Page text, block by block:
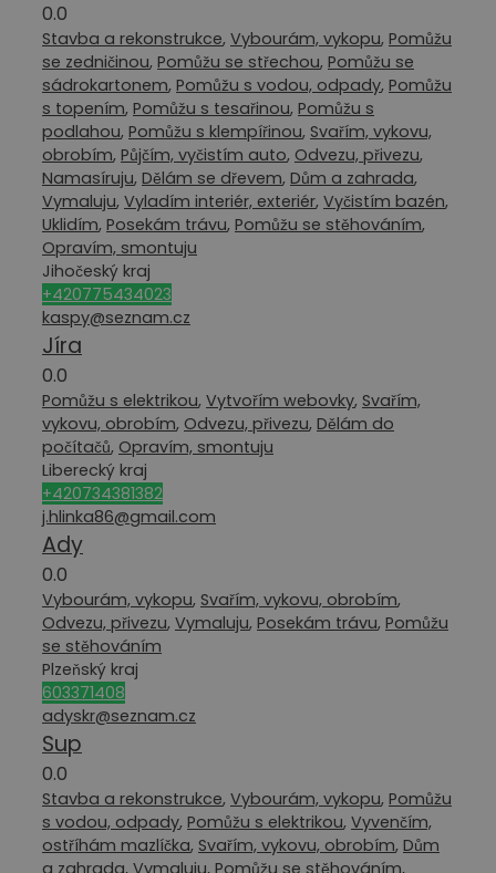
0.0
Stavba a rekonstrukce, Vybourám, vykopu, Pomůžu
se zedničinou, Pomůžu se střechou, Pomůžu se
sádrokartonem, Pomůžu s vodou, odpady, Pomůžu
s topením, Pomůžu s tesařinou, Pomůžu s
podlahou, Pomůžu s klempířinou, Svařím, vykovu,
obrobím, Půjčím, vyčistím auto, Odvezu, přivezu,
Namasíruju, Dělám se dřevem, Dům a zahrada,
Vymaluju, Vyladím interiér, exteriér, Vyčistím bazén,
Uklidím, Posekám trávu, Pomůžu se stěhováním,
Opravím, smontuju
Jihočeský kraj
+420775434023
kaspy@seznam.cz
Jíra
0.0
Pomůžu s elektrikou, Vytvořím webovky, Svařím,
vykovu, obrobím, Odvezu, přivezu, Dělám do
počítačů, Opravím, smontuju
Liberecký kraj
+420734381382
j.hlinka86@gmail.com
Ady
0.0
Vybourám, vykopu, Svařím, vykovu, obrobím,
Odvezu, přivezu, Vymaluju, Posekám trávu, Pomůžu
se stěhováním
Plzeňský kraj
603371408
adyskr@seznam.cz
Sup
0.0
Stavba a rekonstrukce, Vybourám, vykopu, Pomůžu
s vodou, odpady, Pomůžu s elektrikou, Vyvenčím,
ostříhám mazlíčka, Svařím, vykovu, obrobím, Dům
a zahrada, Vymaluju, Pomůžu se stěhováním,